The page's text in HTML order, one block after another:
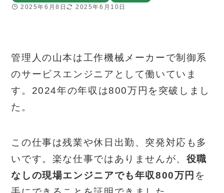
2025年6月8日 2025年6月10日
管理人の山本は工作機械メーカーで制御系
のサービスエンジニアとして働いていま
す。2024年の年収は800万円を突破しまし
た。
この仕事は残業や休日出勤、突発対応も多
いです。楽な仕事ではありませんが、 役職
なしの現場エンジニアでも年収800万円 を